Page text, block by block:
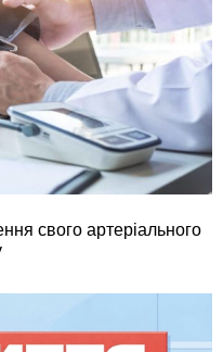
свого артеріального